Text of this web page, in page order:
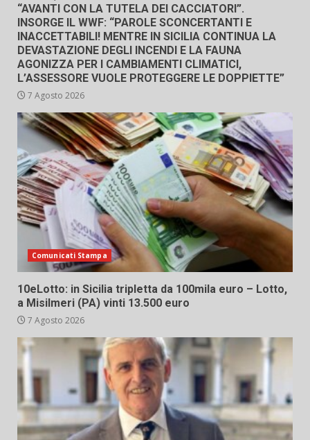
“AVANTI CON LA TUTELA DEI CACCIATORI”.
INSORGE IL WWF: “PAROLE SCONCERTANTI E
INACCETTABILI! MENTRE IN SICILIA CONTINUA LA
DEVASTAZIONE DEGLI INCENDI E LA FAUNA
AGONIZZA PER I CAMBIAMENTI CLIMATICI,
L’ASSESSORE VUOLE PROTEGGERE LE DOPPIETTE”
7 Agosto 2026
Comunicati Stampa
10eLotto: in Sicilia tripletta da 100mila euro – Lotto,
a Misilmeri (PA) vinti 13.500 euro
7 Agosto 2026